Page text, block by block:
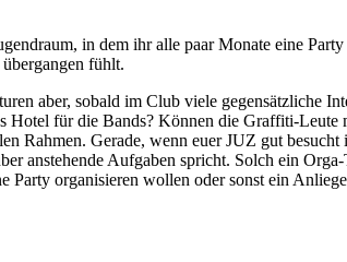
in dem ihr alle paar Monate eine
fühlt.
aber, sobald im Club viele gegensätzliche
Hotel für die Bands? Können die Graffiti-
Rahmen. Gerade, wenn euer JUZ gut
anstehende Aufgaben spricht. Solch ein
Party organisieren wollen oder sonst ein